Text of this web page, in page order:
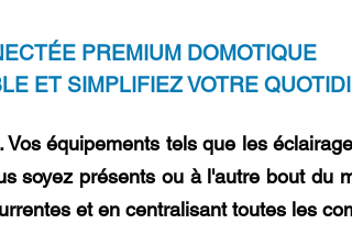
PREMIUM DOMOTIQUE
ET SIMPLIFIEZ VOTRE
équipements tels que les
soyez présents ou à l'autre bout du
et en centralisant toutes les